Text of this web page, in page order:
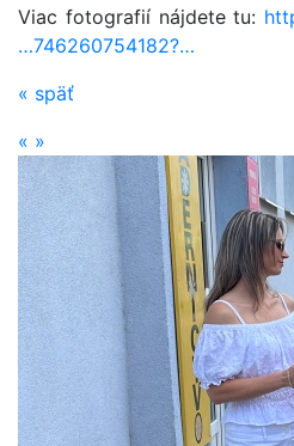
Viac fotografií nájdete tu:
…746260754182?…
« späť
« »